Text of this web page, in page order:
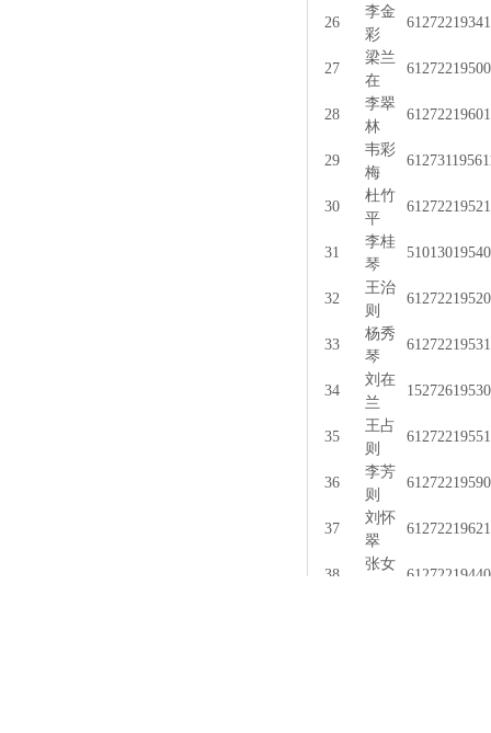
26
李金
彩
27
梁兰
在
28
李翠
林
29
韦彩
梅
30
杜竹
平
31
李桂
琴
32
王治
则
33
杨秀
琴
34
刘在
兰
35
王占
则
36
李芳
则
37
刘怀
翠
38
张女